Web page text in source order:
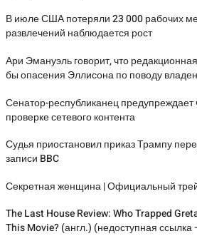
В июле США потеряли 23 000 рабочих
развлечений наблюдается рост
Ари Эмануэль говорит, что
бы опасения Эллисона по поводу
Сенатор-республиканец предупреждает
проверке сетевого контента
Судья приостановил приказ Трампу
записи BBC
Секретная женщина | Официальный
The Last House Review: Who Trapped
This Movie? (англ.) (недоступная ссылка